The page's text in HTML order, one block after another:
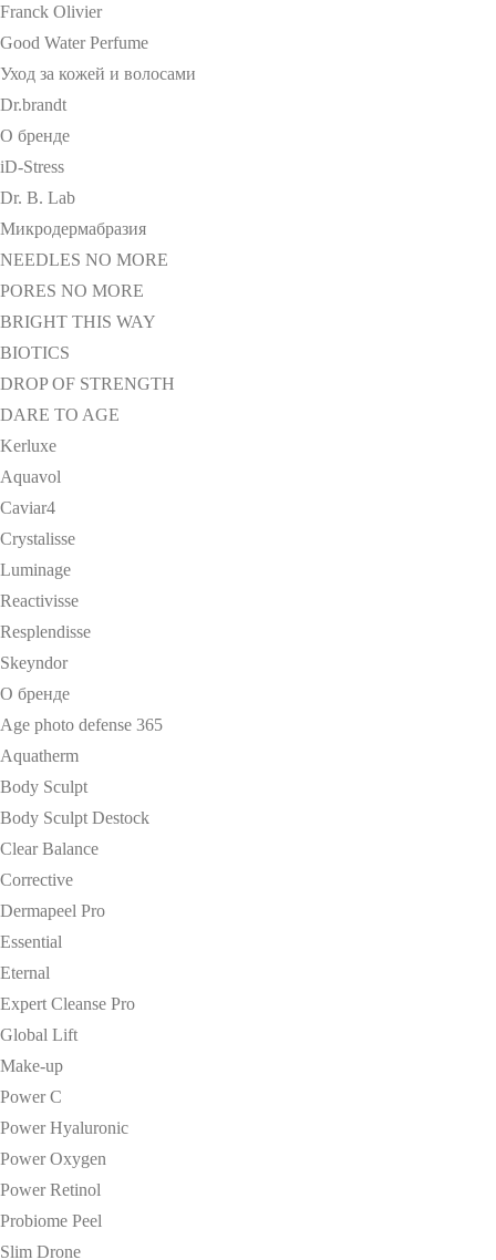
Franck Olivier
Good Water Perfume
Уход за кожей и волосами
Dr.brandt
О бренде
iD-Stress
Dr. B. Lab
Микродермабразия
NEEDLES NO MORE
PORES NO MORE
BRIGHT THIS WAY
BIOTICS
DROP OF STRENGTH
DARE TO AGE
Kerluxe
Aquavol
Caviar4
Crystalisse
Luminage
Reactivisse
Resplendisse
Skeyndor
О бренде
Age photo defense 365
Aquatherm
Body Sculpt
Body Sculpt Destock
Clear Balance
Corrective
Dermapeel Pro
Essential
Eternal
Expert Cleanse Pro
Global Lift
Make-up
Power C
Power Hyaluronic
Power Oxygen
Power Retinol
Probiome Peel
Slim Drone